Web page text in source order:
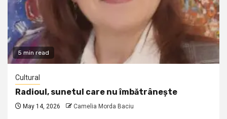
5 min read
Cultural
Radioul, sunetul care nu îmbătrânește
May 14, 2026 Camelia Morda Baciu